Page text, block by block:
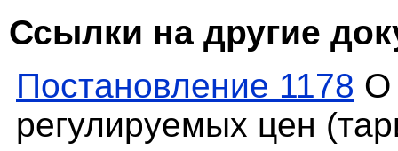
Ссылки на другие
Постановление 1178 О
регулируемых цен